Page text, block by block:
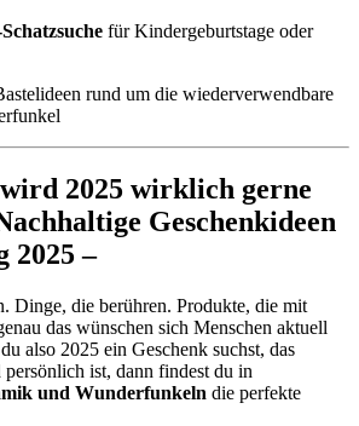
für Kindergeburtstage oder
rund um die wiederverwendbare
2025 wirklich gerne
Geschenkideen
2025 –
Dinge, die berühren. Produkte, die mit
das wünschen sich Menschen aktuell
also 2025 ein Geschenk suchst, das
ist, dann findest du in
und Wunderfunkeln die perfekte